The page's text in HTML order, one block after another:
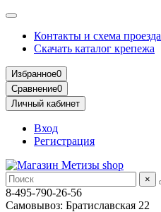
Контакты и схема проезда
Скачать каталог крепежа
Избранное0
Сравнение0
Личный кабинет
Вход
Регистрация
×
8-495-790-26-56
Самовывоз: Братиславская 22